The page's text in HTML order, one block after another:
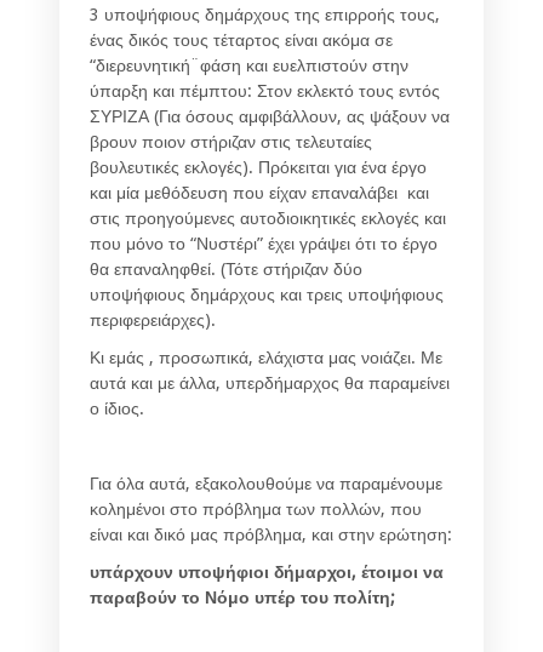
3 υποψήφιους δημάρχους της επιρροής τους,
ένας δικός τους τέταρτος είναι ακόμα σε
“διερευνητική¨φάση και ευελπιστούν στην
ύπαρξη και πέμπτου: Στον εκλεκτό τους εντός
ΣΥΡΙΖΑ (Για όσους αμφιβάλλουν, ας ψάξουν να
βρουν ποιον στήριζαν στις τελευταίες
βουλευτικές εκλογές). Πρόκειται για ένα έργο
και μία μεθόδευση που είχαν επαναλάβει και
στις προηγούμενες αυτοδιοικητικές εκλογές και
που μόνο το “Νυστέρι” έχει γράψει ότι το έργο
θα επαναληφθεί. (Τότε στήριζαν δύο
υποψήφιους δημάρχους και τρεις υποψήφιους
περιφερειάρχες).
Κι εμάς , προσωπικά, ελάχιστα μας νοιάζει. Με
αυτά και με άλλα, υπερδήμαρχος θα παραμείνει
ο ίδιος.
Για όλα αυτά, εξακολουθούμε να παραμένουμε
κολημένοι στο πρόβλημα των πολλών, που
είναι και δικό μας πρόβλημα, και στην ερώτηση:
υπάρχουν υποψήφιοι δήμαρχοι, έτοιμοι να
παραβούν το Νόμο υπέρ του πολίτη;